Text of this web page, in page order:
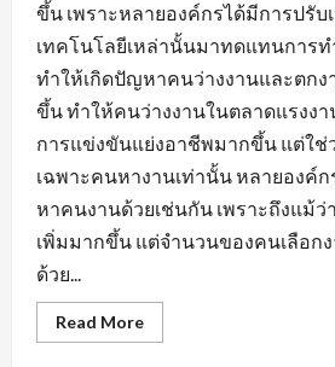
ขึ้น เพราะหลายองค์กรได้มีการปรับ
เทคโนโลยีเหล่านั้นมาทดแทนการ
ทำให้เกิดปัญหาคนว่างงานและตกง
ขึ้น ทำให้คนว่างงานในตลาดแรงง
การแข่งขันแย่งอาชีพมากขึ้น แต่ใช่
เฉพาะคนหางานเท่านั้น หลายองค์
หาคนงานด้วยเช่นกัน เพราะถึงแม้
เพิ่มมากขึ้น แต่จำนวนของคนเลือก
ด้วย...
Read MoreRead
more